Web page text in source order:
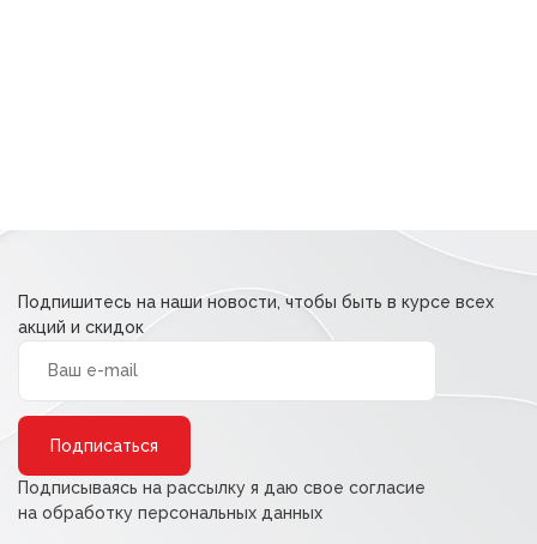
Подпишитесь на наши новости, чтобы быть в курсе всех
акций и скидок
Подписываясь на рассылку я даю свое согласие
на обработку персональных данных